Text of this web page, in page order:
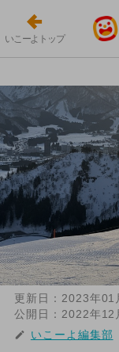
いこーよトップ
更新日： 2023年01
公開日： 2022年12
いこーよ編集部